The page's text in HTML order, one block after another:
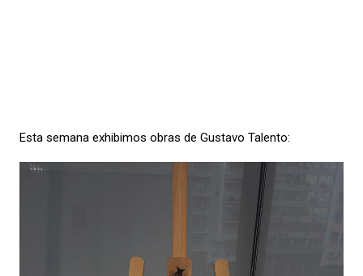
Esta semana exhibimos obras de Gustavo Talento: